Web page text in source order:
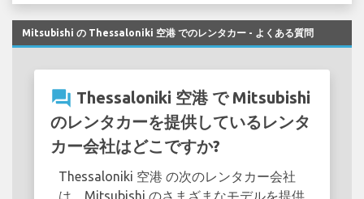
Mitsubishi の Thessaloniki 空港 でのレンタカー - よくある質問
question_answer Thessaloniki 空港 で Mitsubishi
のレンタカーを提供しているレンタ
カー会社はどこですか?
Thessaloniki 空港 の次のレンタカー会社
は、Mitsubishi のさまざまなモデルを提供